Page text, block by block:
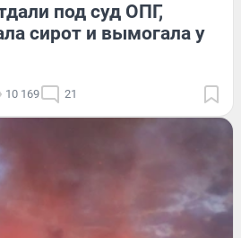
под суд ОПГ,
сирот и вымогала у
10 169 21